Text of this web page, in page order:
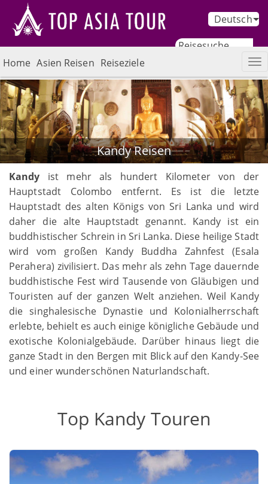
Deutsch
Home Asien Reisen Reiseziele
Kandy Reisen
Kandy ist mehr als hundert Kilometer von der
Hauptstadt Colombo entfernt. Es ist die letzte
Hauptstadt des alten Königs von Sri Lanka und wird
daher die alte Hauptstadt genannt. Kandy ist ein
buddhistischer Schrein in Sri Lanka. Diese heilige Stadt
wird vom großen Kandy Buddha Zahnfest (Esala
Perahera) zivilisiert. Das mehr als zehn Tage dauernde
buddhistische Fest wird Tausende von Gläubigen und
Touristen auf der ganzen Welt anziehen. Weil Kandy
die singhalesische Dynastie und Kolonialherrschaft
erlebte, behielt es auch einige königliche Gebäude und
exotische Kolonialgebäude. Darüber hinaus liegt die
ganze Stadt in den Bergen mit Blick auf den Kandy-See
und einer wunderschönen Naturlandschaft.
Top Kandy Touren